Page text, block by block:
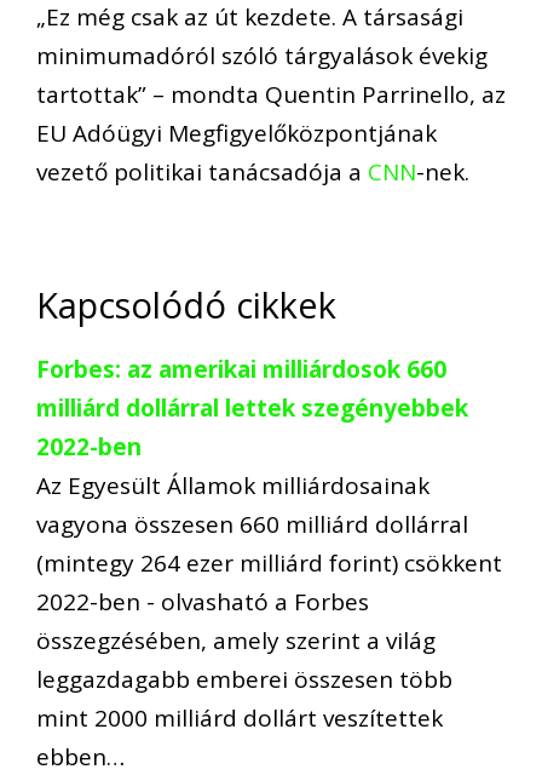
„Ez még csak az út kezdete. A társasági
minimumadóról szóló tárgyalások évekig
tartottak” – mondta Quentin Parrinello, az
EU Adóügyi Megfigyelőközpontjának
vezető politikai tanácsadója a CNN-nek.
Kapcsolódó cikkek
Forbes: az amerikai milliárdosok 660
milliárd dollárral lettek szegényebbek
2022-ben
Az Egyesült Államok milliárdosainak
vagyona összesen 660 milliárd dollárral
(mintegy 264 ezer milliárd forint) csökkent
2022-ben - olvasható a Forbes
összegzésében, amely szerint a világ
leggazdagabb emberei összesen több
mint 2000 milliárd dollárt veszítettek
ebben…